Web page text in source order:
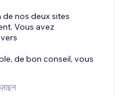
nos deux sites
Vous avez
de bon conseil, vous